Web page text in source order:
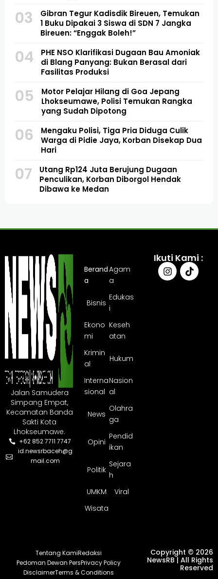
03
Gibran Tegur Kadisdik Bireuen, Temukan
1 Buku Dipakai 3 Siswa di SDN 7 Jangka
Bireuen: “Enggak Boleh!”
04
PHE NSO Klarifikasi Dugaan Bau Amoniak
di Blang Panyang: Bukan Berasal dari
Fasilitas Produksi
05
Motor Pelajar Hilang di Goa Jepang
Lhokseumawe, Polisi Temukan Rangka
yang Sudah Dipotong
06
Mengaku Polisi, Tiga Pria Diduga Culik
Warga di Pidie Jaya, Korban Disekap Dua
Hari
07
Utang Rp124 Juta Berujung Dugaan
Penculikan, Korban Diborgol Hendak
Dibawa ke Medan
Jalan Samudera
Simpang Empat,
Kecamatan Banda
Sakti Kota
Lhokseumawe.
+62 852 7711 7747
id.newsrbaceh@g
mail.com
Berand
a
Agam
a
Bisnis
Edukas
i
Ekono
mi
Keseh
atan
Krimin
al
Hukum
Interna
sional
Nasion
al
News
Olahra
ga
Opini
Pendid
ikan
Politik
Sejara
h
UMKM
Viral
Wisata
Ikuti Kami :
Tentang KamiRedaksi
Pedoman Dewan PersPrivacy Policy
DisclaimerTerms & Conditions
Copyright © 2026
NewsRB | All Rights
Reserved